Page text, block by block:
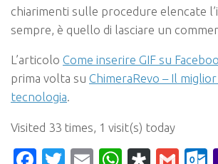
chiarimenti sulle procedure elencate
sempre, è quello di lasciare un
L’articolo Come inserire GIF su
prima volta su ChimeraRevo – Il
tecnologia.
Visited 33 times, 1 visit(s) today